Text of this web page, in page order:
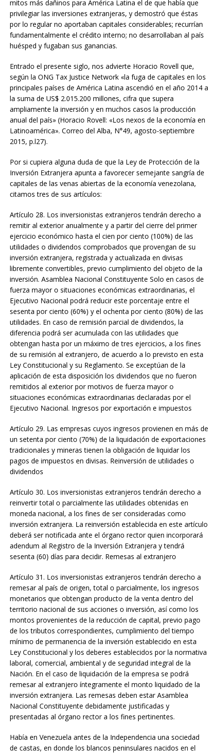
mitos más dañinos para América Latina el de que había que
privilegiar las inversiones extranjeras, y demostró que éstas
por lo regular no aportaban capitales considerables; recurrían
fundamentalmente el crédito interno; no desarrollaban al país
huésped y fugaban sus ganancias.
Entrado el presente siglo, nos advierte Horacio Rovell que,
según la ONG Tax Justice Network «la fuga de capitales en los
principales países de América Latina ascendió en el año 2014 a
la suma de US$ 2.015.200 millones, cifra que supera
ampliamente la inversión y en muchos casos la producción
anual del país» (Horacio Rovell: «Los nexos de la economía en
Latinoamérica». Correo del Alba, N°49, agosto-septiembre
2015, p.l27).
Por si cupiera alguna duda de que la Ley de Protección de la
Inversión Extranjera apunta a favorecer semejante sangría de
capitales de las venas abiertas de la economía venezolana,
citamos tres de sus artículos:
Artículo 28. Los inversionistas extranjeros tendrán derecho a
remitir al exterior anualmente y a partir del cierre del primer
ejercicio económico hasta el cien por ciento (100%) de las
utilidades o dividendos comprobados que provengan de su
inversión extranjera, registrada y actualizada en divisas
libremente convertibles, previo cumplimiento del objeto de la
inversión. Asamblea Nacional Constituyente Solo en casos de
fuerza mayor o situaciones económicas extraordinarias, el
Ejecutivo Nacional podrá reducir este porcentaje entre el
sesenta por ciento (60%) y el ochenta por ciento (80%) de las
utilidades. En caso de remisión parcial de dividendos, la
diferencia podrá ser acumulada con las utilidades que
obtengan hasta por un máximo de tres ejercicios, a los fines
de su remisión al extranjero, de acuerdo a lo previsto en esta
Ley Constitucional y su Reglamento. Se exceptúan de la
aplicación de esta disposición los dividendos que no fueron
remitidos al exterior por motivos de fuerza mayor o
situaciones económicas extraordinarias declaradas por el
Ejecutivo Nacional. Ingresos por exportación e impuestos
Artículo 29. Las empresas cuyos ingresos provienen en más de
un setenta por ciento (70%) de la liquidación de exportaciones
tradicionales y mineras tienen la obligación de liquidar los
pagos de impuestos en divisas. Reinversión de utilidades o
dividendos
Artículo 30. Los inversionistas extranjeros tendrán derecho a
reinvertir total o parcialmente las utilidades obtenidas en
moneda nacional, a los fines de ser consideradas como
inversión extranjera. La reinversión establecida en este artículo
deberá ser notificada ante el órgano rector quien incorporará
adendum al Registro de la Inversión Extranjera y tendrá
sesenta (60) días para decidir. Remesas al extranjero
Artículo 31. Los inversionistas extranjeros tendrán derecho a
remesar al país de origen, total o parcialmente, los ingresos
monetarios que obtengan producto de la venta dentro del
territorio nacional de sus acciones o inversión, así como los
montos provenientes de la reducción de capital, previo pago
de los tributos correspondientes, cumplimiento del tiempo
mínimo de permanencia de la inversión establecido en esta
Ley Constitucional y los deberes establecidos por la normativa
laboral, comercial, ambiental y de seguridad integral de la
Nación. En el caso de liquidación de la empresa se podrá
remesar al extranjero íntegramente el monto liquidado de la
inversión extranjera. Las remesas deben estar Asamblea
Nacional Constituyente debidamente justificadas y
presentadas al órgano rector a los fines pertinentes.
Había en Venezuela antes de la Independencia una sociedad
de castas, en donde los blancos peninsulares nacidos en el